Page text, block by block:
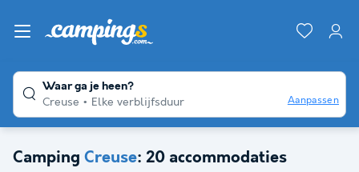
Waar ga je heen?
Creuse
Elke verblijfsduur Aanpassen
Camping Creuse: 20 accommodaties